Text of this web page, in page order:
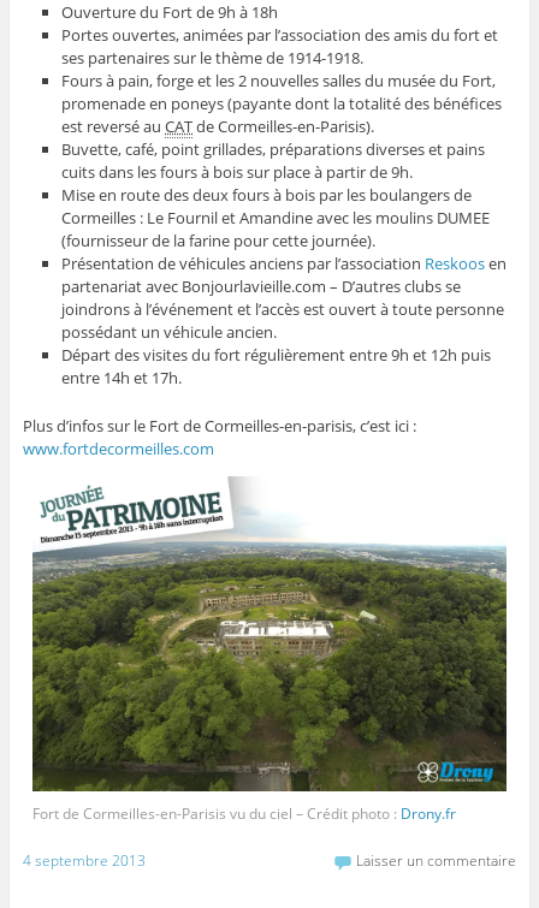
Ouverture du Fort de 9h à 18h
Portes ouvertes, animées par l’association des amis du fort et
ses partenaires sur le thème de 1914-1918.
Fours à pain, forge et les 2 nouvelles salles du musée du Fort,
promenade en poneys (payante dont la totalité des bénéfices
est reversé auCATde Cormeilles-en-Parisis).
Buvette, café, point grillades, préparations diverses et pains
cuits dans les fours à bois sur place à partir de 9h.
Mise en route des deux fours à bois par les boulangers de
Cormeilles : Le Fournil et Amandine avec les moulins DUMEE
(fournisseur de la farine pour cette journée).
Présentation de véhicules anciens par l’association Reskoosen
partenariat avec Bonjourlavieille.com – D’autres clubs se
joindrons à l’événement et l’accès est ouvert à toute personne
possédant un véhicule ancien.
Départ des visites du fort régulièrement entre 9h et 12h puis
entre 14h et 17h.
Plus d’infos sur le Fort de Cormeilles-en-parisis, c’est ici :
www.fortdecormeilles.com
Fort de Cormeilles-en-Parisis vu du ciel – Crédit photo : Drony.fr
4 septembre 2013 Laisser un commentaire